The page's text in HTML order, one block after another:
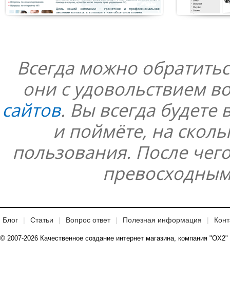
Всегда можно
они с удовольствием
сайтов. Вы всегда будете
и поймёте, на
пользования. После
Блог Статьи Вопрос ответ Полезная информация
© 2007-2026 Качественное создание интернет магазина, компания "OX2"